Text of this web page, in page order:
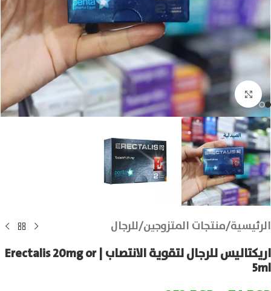
انقر للتكبير
الرئيسية/منتجات المتزوجين/للرجال
اريكتاليس للرجال لتقوية الانتصاب | Erectalis 20mg or
5ml